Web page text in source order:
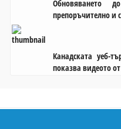
Обновяването
препоръчително и
Канадската уеб-
показва видеото